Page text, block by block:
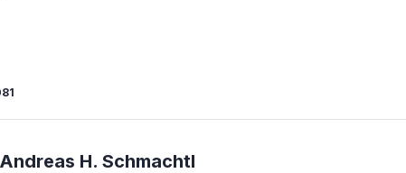
Andreas H. Schmachtl